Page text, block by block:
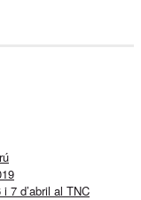
7 d’abril al TNC